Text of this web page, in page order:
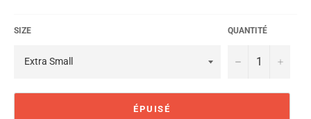
SIZE QUANTITÉ
− +
ÉPUISÉ